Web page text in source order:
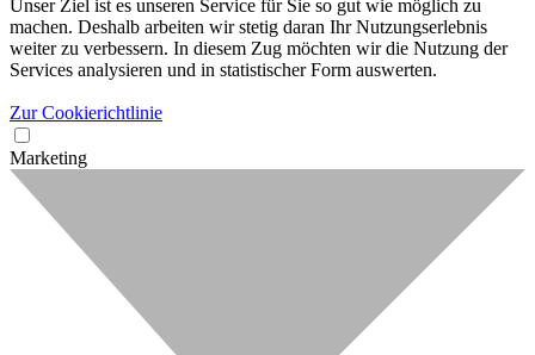
Unser Ziel ist es unseren Service für Sie so gut wie möglich zu
machen. Deshalb arbeiten wir stetig daran Ihr Nutzungserlebnis
weiter zu verbessern. In diesem Zug möchten wir die Nutzung der
Services analysieren und in statistischer Form auswerten.
Zur Cookierichtlinie
Marketing